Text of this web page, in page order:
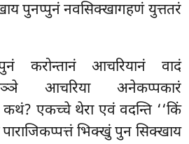
पुनप्पुनं नवसिक्खागहणं युत्ततरं
करोन्तानं आचरियानं वादं
आचरिया अनेकप्पकारं
एकच्चे थेरा एवं वदन्ति ‘‘किं
भिक्खुं पुन सिक्खाय